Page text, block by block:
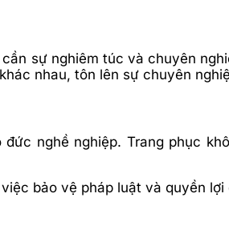
sự nghiêm túc và chuyên
nhau, tôn lên sự chuyên
nghề nghiệp. Trang phục
bảo vệ pháp luật và quyền lợi